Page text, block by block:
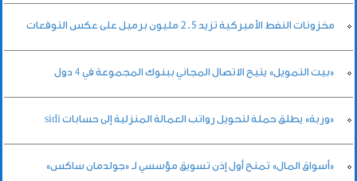
مخزونات النفط الأميركية تزيد 2.5 مليون برميل على عكس التوقعات
«بيت التمويل» يتيح الاتصال المجاني ببنوك المجموعة في 4 دول
«وربة» يطلق حملة لتحويل رواتب العمالة المنزلية إلى حسابات sidi
«أسواق المال» تمنح أول إذن تسويق مؤسسي لـ «جولدمان ساكس»